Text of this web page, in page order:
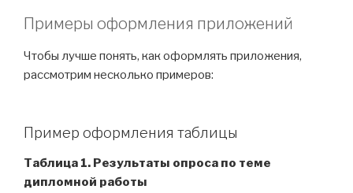
Примеры оформления приложений
Чтобы лучше понять, как оформлять приложения,
рассмотрим несколько примеров:
Пример оформления таблицы
Таблица 1. Результаты опроса по теме
дипломной работы